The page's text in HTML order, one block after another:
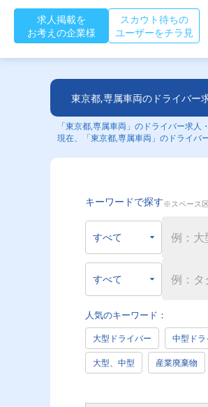
求人掲載を
お考えの企業様
スカウト待ちの
ユーザーをチラ見
東京都,専属車両のドライバー
「東京都,専属車両」のドライバー求人
現在、「東京都,専属車両」のドライバ
キーワードで探す※スペース
人気のキーワード：
大型ドライバー 中型ドラ
大型、中型 産業廃棄物